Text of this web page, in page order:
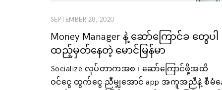
SEPTEMBER 28, 2020
Money Manager နဲ့ ဆော်ကြောင်ခ တွေပါ
ထည့်မှတ်နေတဲ့ မောင်မြန်မာ
Socialize လုပ်တာကအစ ၊ ဆော်ကြောင်ဖို့အထိ
ဝင်ငွေ ထွက်ငွေ ညီမျှအောင် app အကူအညီနဲ့ စီမံန